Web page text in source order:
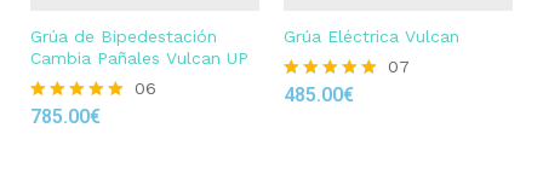
Grúa de Bipedestación
Cambia Pañales Vulcan UP
Rated
06
785.00€
Grúa Eléctrica Vulcan
Rated
07
485.00€